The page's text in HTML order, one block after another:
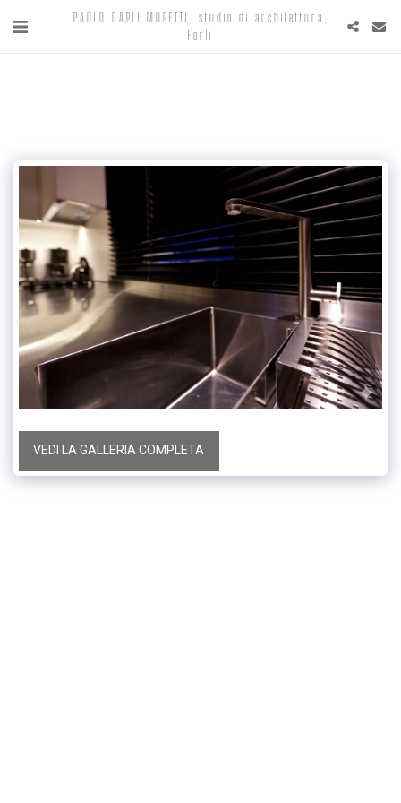
PAOLO CARLI MORETTI, studio di architettura,
Forlì
VEDI LA GALLERIA COMPLETA